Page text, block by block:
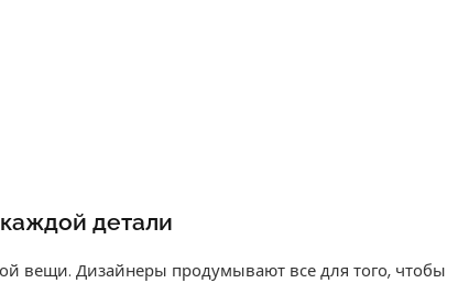
детали
вещи. Дизайнеры продумывают все для того, чтобы